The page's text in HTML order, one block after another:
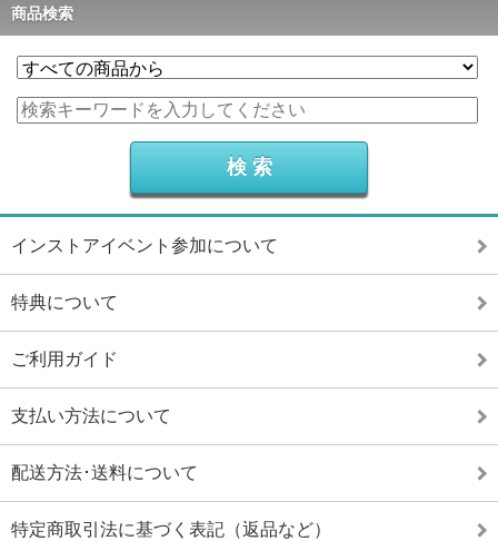
商品検索
インストアイベント参加について
特典について
ご利用ガイド
支払い方法について
配送方法･送料について
特定商取引法に基づく表記（返品など）